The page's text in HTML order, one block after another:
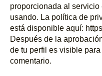
proporcionada al
usando. La política de
está disponible aquí:
Después de la
de tu perfil es visible
comentario.